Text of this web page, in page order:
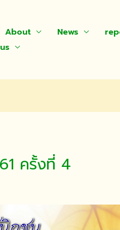
About News
ครั้งที่ 4